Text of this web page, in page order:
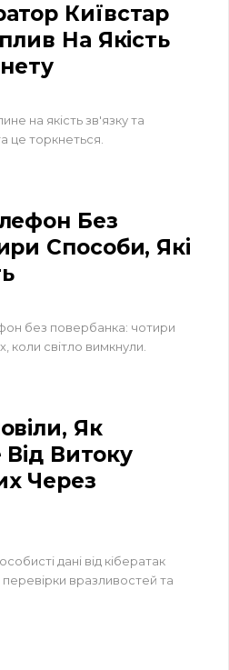
Київстар
На Якість
на якість зв'язку та
це торкнеться.
Без
Способи, Які
без повербанка: чотири
коли світло вимкнули.
Як
Витоку
Через
дані від кібератак
вразливостей та